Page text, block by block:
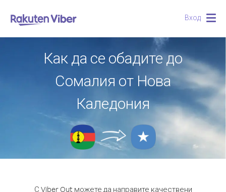
Вход
Как да се обадите до
Сомалия от Нова
Каледония
С Viber Out можете да направите качествени